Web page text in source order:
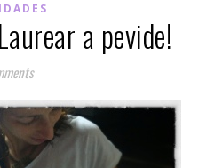
a pevide!